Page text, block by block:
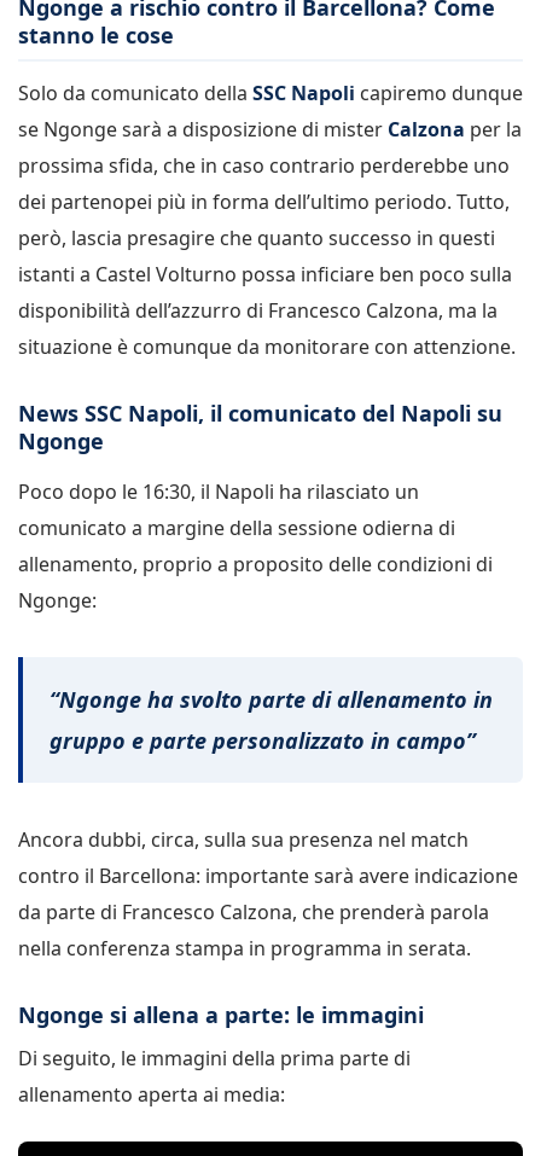
Ngonge a rischio contro il Barcellona? Come
stanno le cose
Solo da comunicato della SSC Napoli capiremo dunque
se Ngonge sarà a disposizione di mister Calzona per la
prossima sfida, che in caso contrario perderebbe uno
dei partenopei più in forma dell’ultimo periodo. Tutto,
però, lascia presagire che quanto successo in questi
istanti a Castel Volturno possa inficiare ben poco sulla
disponibilità dell’azzurro di Francesco Calzona, ma la
situazione è comunque da monitorare con attenzione.
News SSC Napoli, il comunicato del Napoli su
Ngonge
Poco dopo le 16:30, il Napoli ha rilasciato un
comunicato a margine della sessione odierna di
allenamento, proprio a proposito delle condizioni di
Ngonge:
“Ngonge ha svolto parte di allenamento in
gruppo e parte personalizzato in campo”
Ancora dubbi, circa, sulla sua presenza nel match
contro il Barcellona: importante sarà avere indicazione
da parte di Francesco Calzona, che prenderà parola
nella conferenza stampa in programma in serata.
Ngonge si allena a parte: le immagini
Di seguito, le immagini della prima parte di
allenamento aperta ai media: